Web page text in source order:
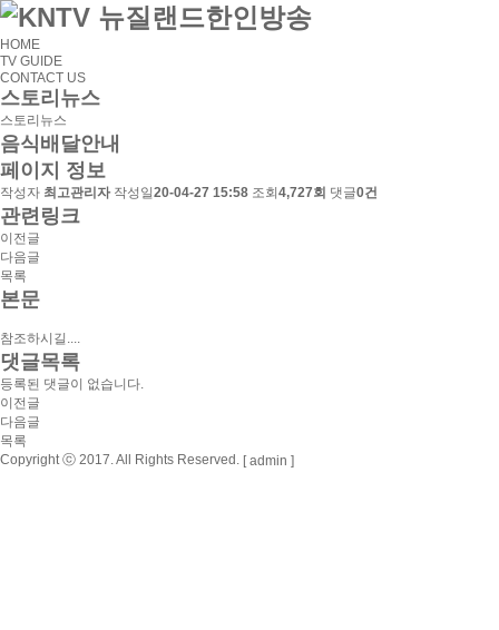
HOME
TV GUIDE
CONTACT US
스토리뉴스
스토리뉴스
음식배달안내
페이지 정보
작성자 최고관리자 작성일 20-04-27 15:58 조회 4,727회 댓글0건
관련링크
이전글
다음글
목록
본문
참조하시길....
댓글목록
등록된 댓글이 없습니다.
이전글
다음글
목록
Copyright ⓒ 2017. All Rights Reserved. [ admin ]